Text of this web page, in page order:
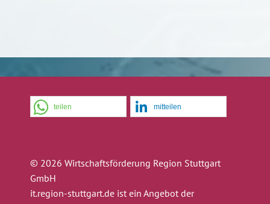
teilen mitteilen
© 2026 Wirtschaftsförderung Region Stuttgart
GmbH
it.region-stuttgart.de ist ein Angebot der